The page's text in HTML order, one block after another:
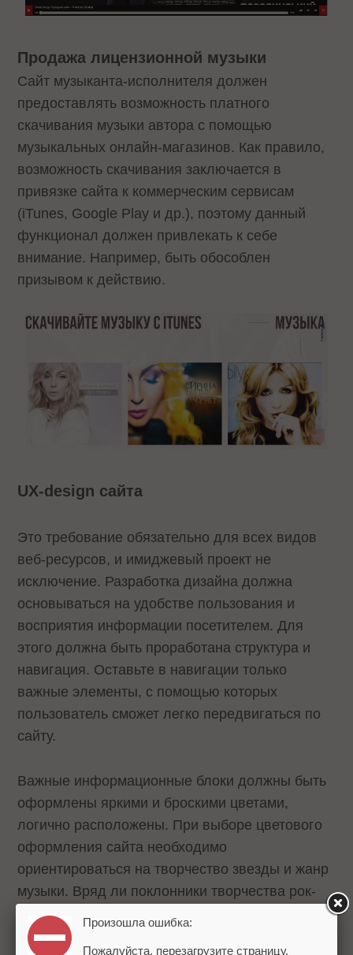
Продажа лицензионной музыки
Сайт музыканта-исполнителя должен
предоставлять возможность платного
скачивания музыки автора с помощью
музыкальных онлайн-магазинов. Как правило,
возможность скачивания заключается в
привязке сайта к коммерческим сервисам
(iTunes, Google Play и др.), поэтому данный
функционал должен привлекать к себе
внимание. Например, быть обособлен
призывом к действию.
UX-design сайта
Это требование обязательно для всех видов
веб-ресурсов, и имиджевый проект не
исключение. Разработка дизайна должна
основываться на удобстве пользования и
восприятия информации посетителем. Для
этого должна быть проработана структура и
навигация. Оставьте в навигации только
важные элементы, с помощью которых
пользователь сможет легко передвигаться по
сайту.
Важные информационные блоки должны быть
оформлены яркими и броскими цветами,
логично расположены. При выборе цветового
оформления сайта необходимо
ориентироваться на творчество звезды и жанр
музыки. Вряд ли поклонники творчества рок-
группы по достоинству оценят их сайт, если он
будет выполнен в розовых тонах.
Произошла ошибка:
Пожалуйста, перезагрузите страницу.